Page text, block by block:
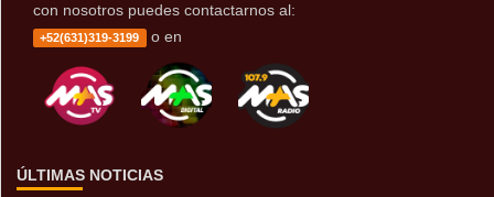
con nosotros puedes contactarnos al:
+52(631)319-3199 o en
ÚLTIMAS NOTICIAS